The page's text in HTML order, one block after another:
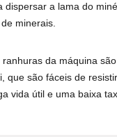
dispersar a lama do
minerais.
ranhuras da máquina
que são fáceis de
vida útil e uma baixa